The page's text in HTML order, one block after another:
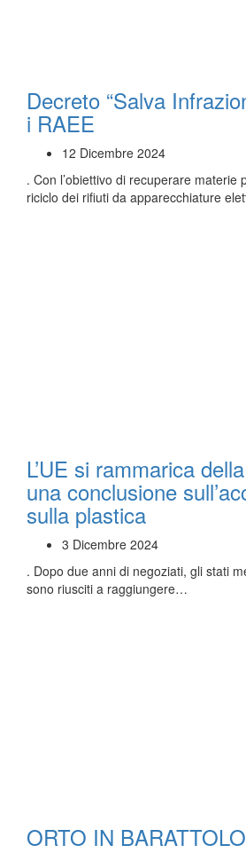
Decreto “Salva
i RAEE
12 Dicembre 2024
. Con l’obiettivo di recuperare materie
riciclo dei rifiuti da apparecchiature
L’UE si rammarica
una conclusione
sulla plastica
3 Dicembre 2024
. Dopo due anni di negoziati, gli stati
sono riusciti a raggiungere…
ORTO IN BARATTOLO